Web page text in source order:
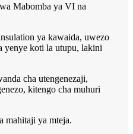
Mabomba ya VI na
ya kawaida, uwezo
yenye koti la utupu, lakini
cha utengenezaji,
kitengo cha muhuri
mahitaji ya mteja.